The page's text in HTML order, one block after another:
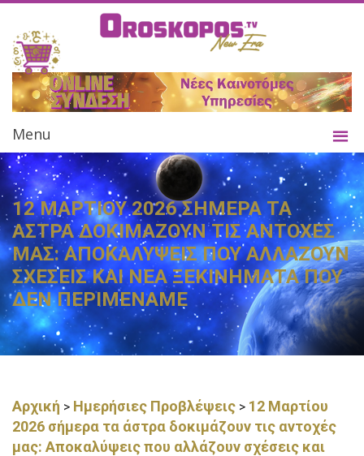
Menu
12 ΜΑΡΤΙΟΥ 2026 ΣΗΜΕΡΑ ΤΑ
ΑΣΤΡΑ ΔΟΚΙΜΑΖΟΥΝ ΤΙΣ ΑΝΤΟΧΕΣ
ΜΑΣ: ΑΠΟΚΑΛΥΨΕΙΣ ΠΟΥ ΑΛΛΑΖΟΥΝ
ΣΧΕΣΕΙΣ ΚΑΙ ΝΕΑ ΞΕΚΙΝΗΜΑΤΑ ΠΟΥ
ΔΕΝ ΠΕΡΙΜΕΝΑΜΕ
Αρχική > Ημερήσιες Προβλέψεις > 12 Μαρτίου
2026 σήμερα τα άστρα δοκιμάζουν τις αντοχές
μας: Αποκαλύψεις που αλλάζουν σχέσεις και